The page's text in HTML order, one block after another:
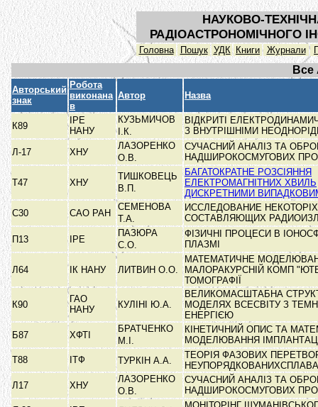
НАУКОВО-
РАДІОАСТРОНОМІЧНОГО
Головна Пошук УДК Книги Журнали
Все
Авторський
знак
Робота
виконана
в
Автор Назва
К89
ІРЕ
НАНУ
КУЗЬМИЧОВ
І.К.
ВІДКРИТІ
З ВНУТРІШНІМИ
Л-17
ХНУ
ЛАЗОРЕНКО
О.В.
СУЧАСНИЙ АНАЛІЗ ТА
НАДШИРОКОСМУГОВИХ
Т47 ХНУ
ТИШКОВЕЦЬ
В.П.
БАГАТОКРАТНЕ РОЗСІЯННЯ
ЕЛЕКТРОМАГНІТНИХ ХВИЛЬ
ДИСКРЕТНИМИ
С30
САО РАН
СЕМЕНОВА
Т.А.
ИССЛЕДОВАНИЕ
СОСТАВЛЯЮЩИХ
П13
ІРЕ
ПАЗЮРА
С.О.
ФІЗИЧНІ ПРОЦЕСИ В
ПЛАЗМІ
Л64 ІК НАНУ ЛИТВИН О.О.
МАТЕМАТИЧНЕ
МАЛОРАКУРСНІЙ КОМП
ТОМОГРАФІЇ
К90
ГАО
НАНУ
КУЛІНІ Ю.А.
ВЕЛИКОМАСШТАБНА
МОДЕЛЯХ ВСЕСВІТУ З
ЕНЕРГІЄЮ
Б87
ХФТІ
БРАТЧЕНКО
М.І.
КІНЕТИЧНИЙ ОПИС ТА
МОДЕЛЮВАННЯ
Т88
ІТФ ТУРКІН А.А.
ТЕОРІЯ ФАЗОВИХ
Л17
ХНУ
ЛАЗОРЕНКО
О.В.
СУЧАСНИЙ АНАЛІЗ ТА
НАДШИРОКОСМУГОВИХ